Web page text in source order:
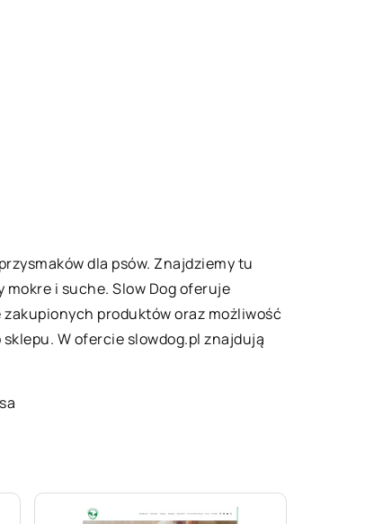
dla psów. Znajdziemy tu
mokre i suche. Slow Dog oferuje
produktów oraz możliwość
W ofercie slowdog.pl znajdują